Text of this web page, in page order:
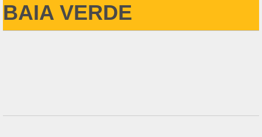
BAIA VERDE